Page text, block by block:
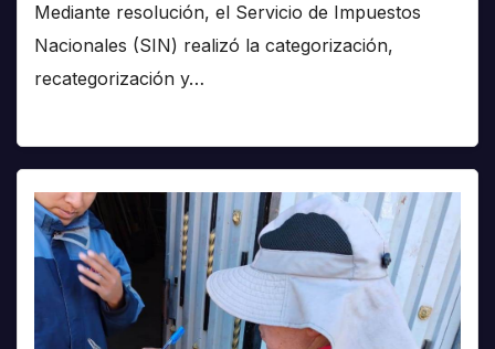
Mediante resolución, el Servicio de Impuestos
Nacionales (SIN) realizó la categorización,
recategorización y…